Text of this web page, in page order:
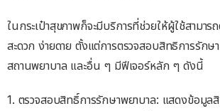
ในกระเป๋าสุขภาพก็จะมีบริการที่ช่วยให้ผู้ใช้สามาร
สะดวก ง่ายดาย ตั้งแต่การตรวจสอบสิทธิการรัก
สถานพยาบาล และอื่น ๆ มีฟีเจอร์หลัก ๆ ดังนี้
1. ตรวจสอบสิทธิ์การรักษาพยาบาล: แสดงข้อมูล